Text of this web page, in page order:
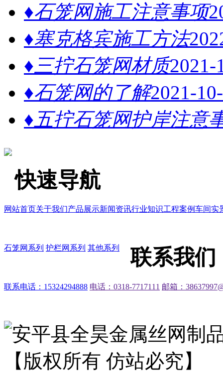
♦石笼网施工注意事项
♦塞克格宾施工方法
♦三拧石笼网材质2021-
♦石笼网的了解2021-
♦五拧石笼网护岸注意
快速导航
网站首页 关于我们产品展示新闻资讯行业知识工程案例车间实
石笼网系列 护栏网系列 其他系列 联系我们
联系电话：15324294888 电话：0318-7717111 邮箱：
安平县全昊金属丝网制
【版权所有 仿站必究】